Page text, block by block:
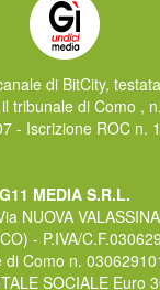
di BitCity,
tribunale di Como ,
- Iscrizione ROC n.
G11 MEDIA S.R.L.
NUOVA
- P.IVA/
di Como n.
SOCIALE Euro